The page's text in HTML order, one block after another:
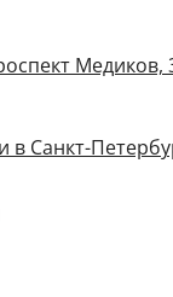
Медиков,
в Санкт-